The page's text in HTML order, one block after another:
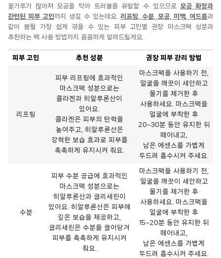
꽃가루가 많아져 모공을 막아 트러블을 유발할 수 있으므로모공 확장과
관련된 피부 고민까지 생길 수 있는데요. 리프팅, 수분, 모공, 미백, 여드름과
같이 봄철 가장 쉽게 겪을 수 있는 피부 고민별 권장 마스크팩 성분과
추천하는 팩 사용 방법까지 꼼꼼하게 알려드릴게요.
피부 고민 추천 성분 권장 피부 관리 방법
리프팅
피부 리프팅에 효과적인
마스크팩 성분으로는
콜라겐과 히알루론산이
있어요.
콜라겐은 피부의 탄력을
높여주고, 히알루론산은
강력한 보습 효과로 피부를
촉촉하게 유지시켜 줘요.
마스크팩을 사용하기 전,
얼굴을 깨끗이 세안하고
물기를 제거한 후
사용하세요. 마스크팩을
얼굴에 부착한 후
20~30분 동안 유지한 뒤
떼어내고,
남은 에센스를 가볍게
두드려 흡수시켜 주세요.
수분
피부 수분 공급에 효과적인
마스크팩 성분으로는
히알루론산과 글리세린이
있어요. 히알루론산은 피부에
깊은 보습을 제공하고,
글리세린은 수분을 끌어당겨
피부를 촉촉하게 유지시켜
줘요.
마스크팩을 사용하기 전,
얼굴을 깨끗이 세안하고
물기를 제거한 후
사용하세요. 마스크팩을
얼굴에 부착한 후
15~20분 동안 유지한 뒤
떼어내고,
남은 에센스를 가볍게
두드려 흡수시켜 주세요.